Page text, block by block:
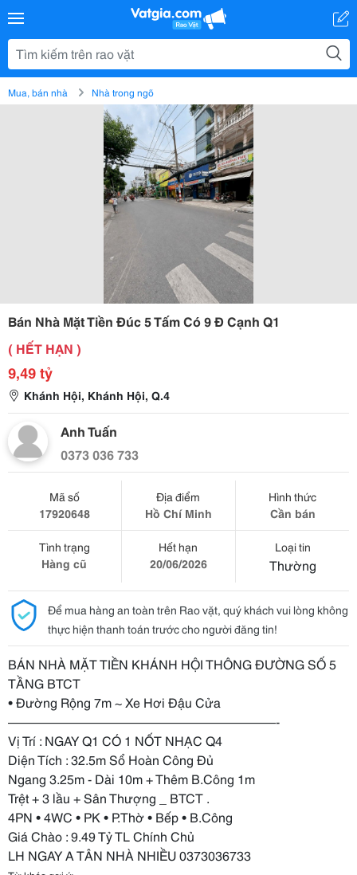
Mua, bán nhà Nhà trong ngõ
Bán Nhà Mặt Tiền Đúc 5 Tấm Có 9 Đ Cạnh Q1
( HẾT HẠN )
9,49 tỷ
Khánh Hội, Khánh Hội, Q.4
Anh Tuấn
0373 036 733
Mã số
17920648
Địa điểm
Hồ Chí Minh
Hình thức
Cần bán
Tình trạng
Hàng cũ
Hết hạn
20/06/2026
Loại tin
Thường
Để mua hàng an toàn trên Rao vặt, quý khách vui lòng không
thực hiện thanh toán trước cho người đăng tin!
BÁN NHÀ MẶT TIỀN KHÁNH HỘI THÔNG ĐƯỜNG SỐ 5
TẦNG BTCT
• Đường Rộng 7m ~ Xe Hơi Đậu Cửa
—————————————————————-
Vị Trí : NGAY Q1 CÓ 1 NỐT NHẠC Q4
Diện Tích : 32.5m Sổ Hoàn Công Đủ
Ngang 3.25m - Dài 10m + Thêm B.Công 1m
Trệt + 3 lầu + Sân Thượng _ BTCT .
4PN • 4WC • PK • P.Thờ • Bếp • B.Công
Giá Chào : 9.49 Tỷ TL Chính Chủ
LH NGAY A TÂN NHÀ NHIỀU 0373036733